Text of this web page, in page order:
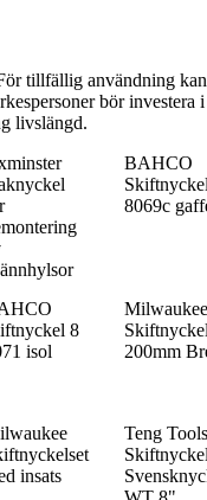
tillfällig användning kan
bör investera i
livslängd.
BAHCO
8069c
8
isol
Milwaukee
200mm
insats
Teng Tools